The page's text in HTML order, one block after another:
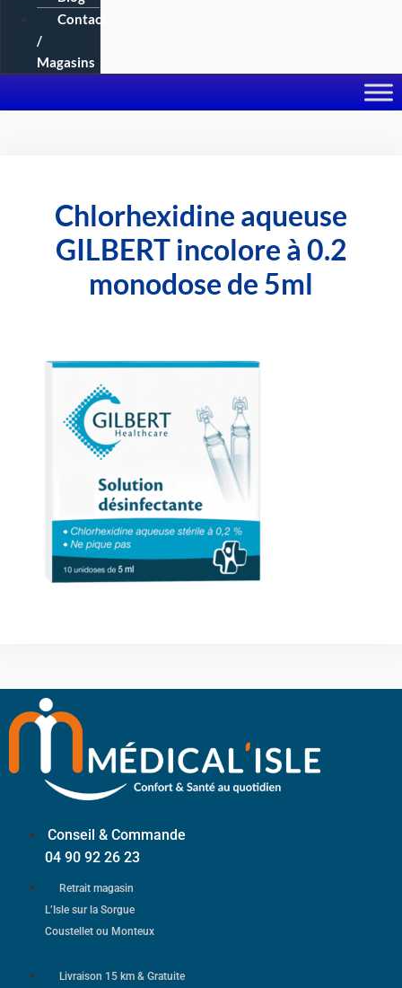
Contact
/
Magasins
Chlorhexidine aqueuse
GILBERT incolore à 0.2
monodose de 5ml
Conseil & Commande
04 90 92 26 23
Retrait magasin
L’Isle sur la Sorgue
Coustellet ou Monteux
Livraison 15 km & Gratuite